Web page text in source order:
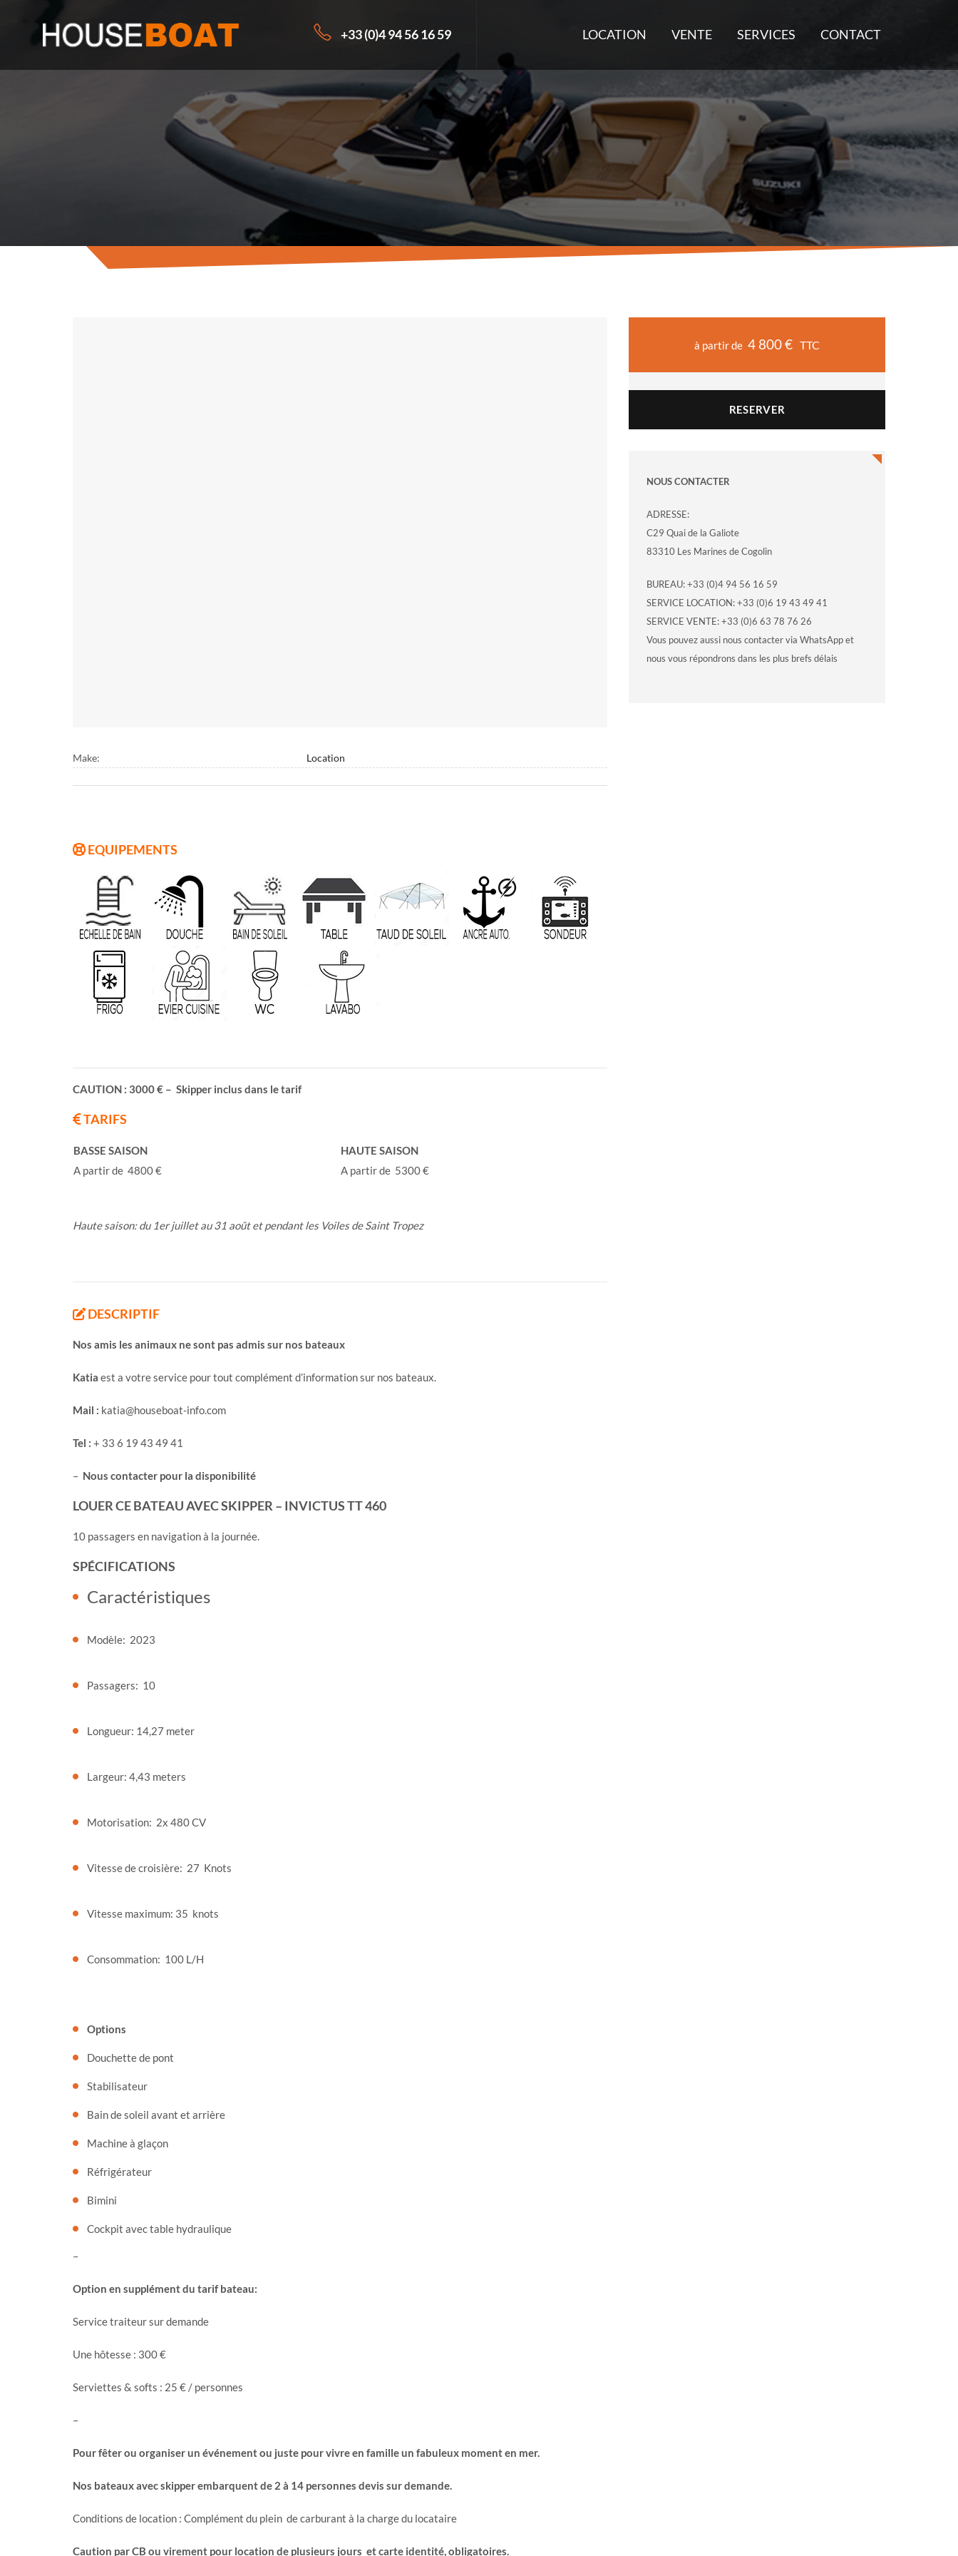
+33 (0)4 94 56 16 59 LOCATION VENTE SERVICES CONTACT
Make: Location
EQUIPEMENTS
CAUTION : 3000 € – Skipper inclus dans le tarif
TARIFS
BASSE SAISON
HAUTE SAISON
A partir de 4800 €
A partir de 5300 €
Haute saison: du 1er juillet au 31 août et pendant les Voiles de Saint Tropez
DESCRIPTIF
Nos amis les animaux ne sont pas admis sur nos bateaux
Katia est a votre service pour tout complément d’information sur nos bateaux.
Mail : katia@houseboat-info.com
Tel : + 33 6 19 43 49 41
– Nous contacter pour la disponibilité
LOUER CE BATEAU AVEC SKIPPER – INVICTUS TT 460
10 passagers en navigation à la journée.
SPÉCIFICATIONS
Caractéristiques
Modèle: 2023
Passagers: 10
Longueur: 14,27 meter
Largeur: 4,43 meters
Motorisation: 2x 480 CV
Vitesse de croisière: 27 Knots
Vitesse maximum: 35 knots
Consommation: 100 L/H
Options
Douchette de pont
Stabilisateur
Bain de soleil avant et arrière
Machine à glaçon
Réfrigérateur
Bimini
Cockpit avec table hydraulique
–
Option en supplément du tarif bateau:
Service traiteur sur demande
Une hôtesse : 300 €
Serviettes & softs : 25 € / personnes
–
Pour fêter ou organiser un événement ou juste pour vivre en famille un fabuleux moment en mer.
Nos bateaux avec skipper embarquent de 2 à 14 personnes devis sur demande.
Conditions de location : Complément du plein de carburant à la charge du locataire
Caution par CB ou virement pour location de plusieurs jours et carte identité, obligatoires.
à partir de 4 800 € TTC
RESERVER
NOUS CONTACTER
ADRESSE:
C29 Quai de la Galiote
83310 Les Marines de Cogolin
BUREAU: +33 (0)4 94 56 16 59
SERVICE LOCATION: +33 (0)6 19 43 49 41
SERVICE VENTE: +33 (0)6 63 78 76 26
Vous pouvez aussi nous contacter via WhatsApp et
nous vous répondrons dans les plus brefs délais